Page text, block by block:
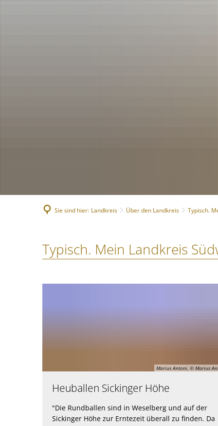
Sie sind hier: Landkreis Über den Landkreis Typisch.
Typisch.
Südwestpfalz.
Typisch. Mein Landkreis
Marius Antoni, © Marius
Heuballen Sickinger Höhe
"Die Rundballen sind in Weselberg und auf der
Sickinger Höhe zur Erntezeit überall zu finden. Da